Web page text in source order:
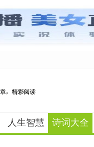
人生智慧 诗词大全